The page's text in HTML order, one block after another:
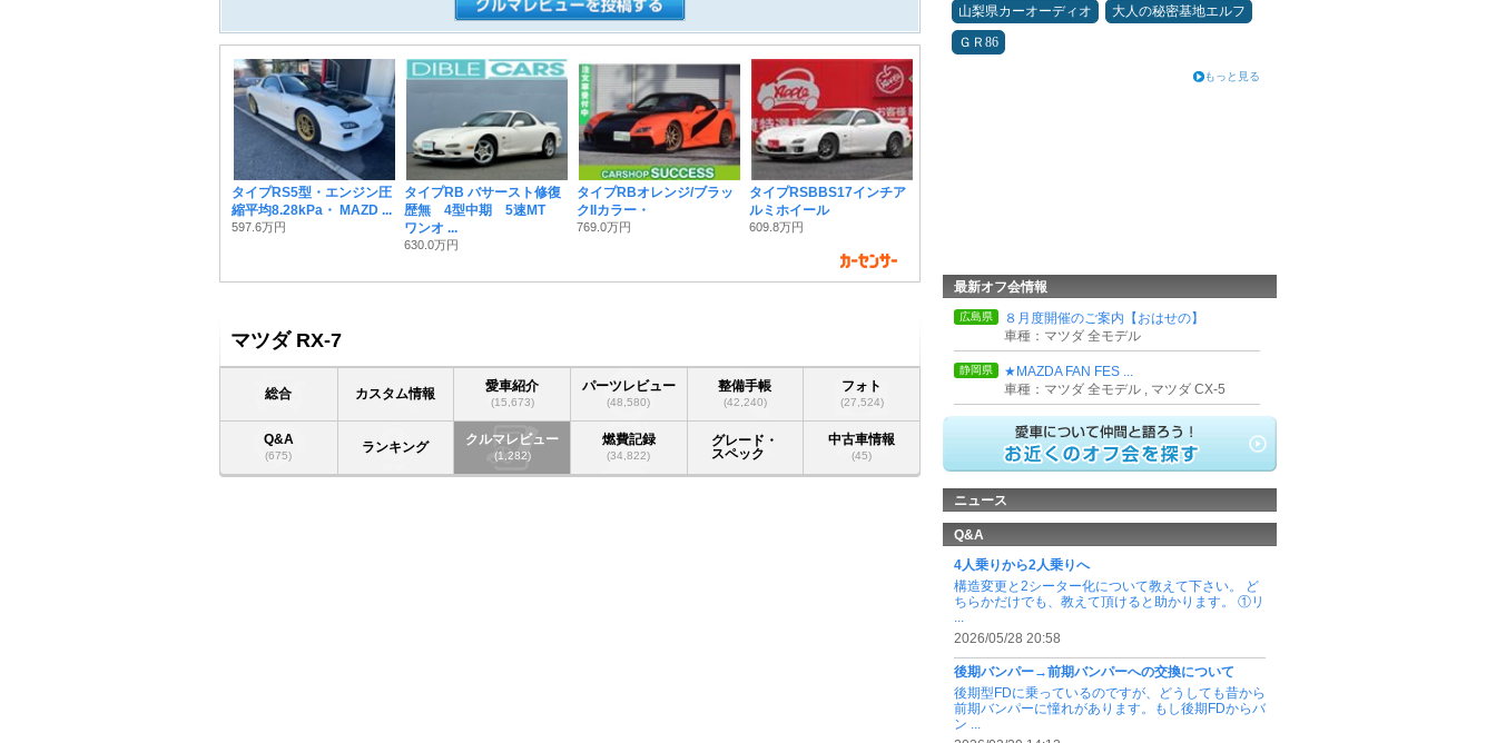
タイプRS5型・エンジン圧
縮平均8.28kPa・ MAZD ...
597.6万円
タイプRB バサースト修復
歴無 4型中期 5速MT
ワンオ ...
630.0万円
タイプRBオレンジ/ブラッ
クIIカラー・
769.0万円
タイプRSBBS17インチア
ルミホイール
609.8万円
マツダ RX-7
総合 カスタム情報
愛車紹介
(15,673)
パーツレビュー
(48,580)
整備手帳
(42,240)
フォト
(27,524)
Q&A
(675) ランキング
クルマレビュー
(1,282)
燃費記録
(34,822)
グレード・
スペック
中古車情報
(45)
山梨県カーオーディオ
大人の秘密基地エルフ
ＧＲ86
もっと見る
最新オフ会情報
広島県
８月度開催のご案内【おはせの】
車種：マツダ 全モデル
静岡県
★MAZDA FAN FES ...
車種：マツダ 全モデル , マツダ CX-5
ニュース
Q&A
4人乗りから2人乗りへ
構造変更と2シーター化について教えて下さい。 ど
ちらかだけでも、教えて頂けると助かります。 ①リ
...
2026/05/28 20:58
後期バンパー→前期バンパーへの交換について
後期型FDに乗っているのですが、どうしても昔から
前期バンパーに憧れがあります。もし後期FDからバ
ン ...